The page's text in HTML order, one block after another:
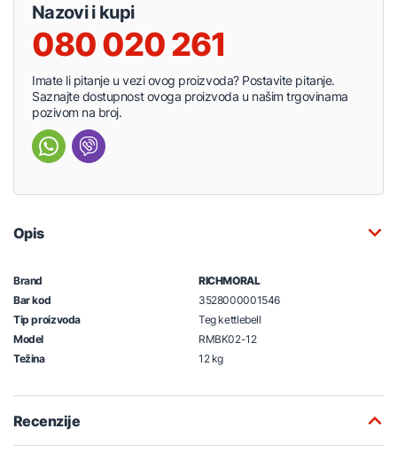
Nazovi i kupi
080 020 261
Imate li pitanje u vezi ovog proizvoda? Postavite pitanje.
Saznajte dostupnost ovoga proizvoda u našim trgovinama
pozivom na broj.
Opis
Brand
RICHMORAL
Bar kod
3528000001546
Tip proizvoda
Teg kettlebell
Model
RMBK02-12
Težina
12 kg
Recenzije